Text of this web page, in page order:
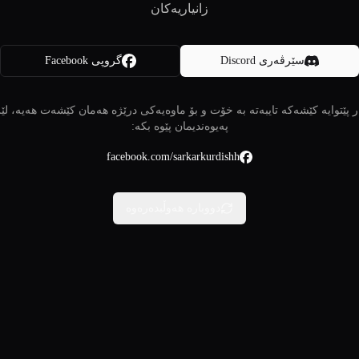
زانیاریەکان
سێرڤەری Discord گروپی Facebook
پێتوایە کێشەکە تایبەتە بە خۆت و بۆ ماوەیەکی درێژە هەمان کێشەت هەیە،
پەیوەندیمان پێوە بکە:
facebook.com/sarkarkurdishh